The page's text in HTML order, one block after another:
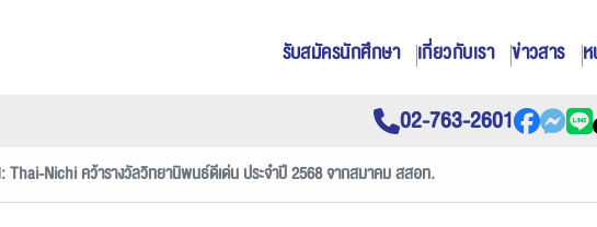
รับสมัครนักศึกษา เกี่ยวกับเรา ข่าวสาร
02-763-2601
Nichi คว้ารางวัลวิทยานิพนธ์ดีเด่น ประจำปี 2568 จากสมาคม สสอท.